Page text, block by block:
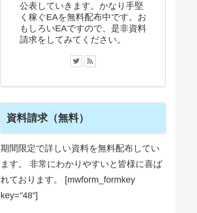
公表していきます。かなり手堅
く稼ぐEAを無料配布中です。お
もしろいEAですので、是非資料
請求をしてみてください。
資料請求（無料）
期間限定で詳しい資料を無料配布してい
ます。 非常にわかりやすいと皆様に喜ば
れております。 [mwform_formkey
key="48"]